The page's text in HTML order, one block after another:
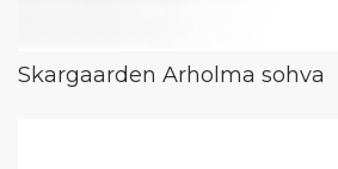
Skargaarden Arholma sohva